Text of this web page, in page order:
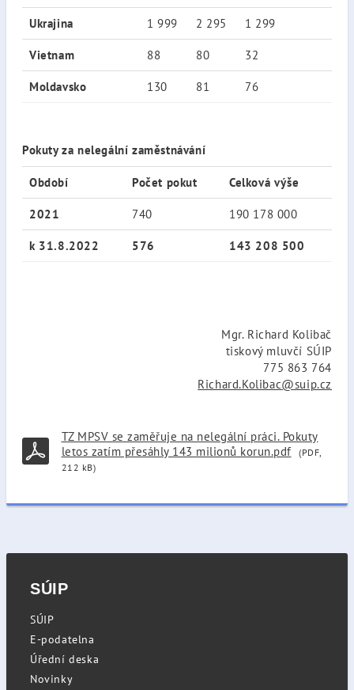
Ukrajina 1 999 2 295 1 299
Vietnam 88 80 32
Moldavsko 130 81 76
Pokuty za nelegální zaměstnávání
Období Počet pokut Celková výše
2021 740 190 178 000
k 31.8.2022 576 143 208 500
Mgr. Richard Kolibač
tiskový mluvčí SÚIP
775 863 764
Richard.Kolibac@suip.cz
TZ MPSV se zaměřuje na nelegální práci. Pokuty
letos zatím přesáhly 143 milionů korun.pdf
(PDF,
212 kB)
SÚIP
SÚIP
E-podatelna
Úřední deska
Novinky